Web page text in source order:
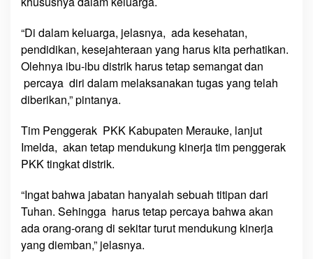
“Di dalam keluarga, jelasnya, ada kesehatan,
pendidikan, kesejahteraan yang harus kita perhatikan.
Olehnya ibu-ibu distrik harus tetap semangat dan
percaya diri dalam melaksanakan tugas yang telah
diberikan,” pintanya.
Tim Penggerak PKK Kabupaten Merauke, lanjut
Imelda, akan tetap mendukung kinerja tim penggerak
PKK tingkat distrik.
“Ingat bahwa jabatan hanyalah sebuah titipan dari
Tuhan. Sehingga harus tetap percaya bahwa akan
ada orang-orang di sekitar turut mendukung kinerja
yang diemban,” jelasnya.